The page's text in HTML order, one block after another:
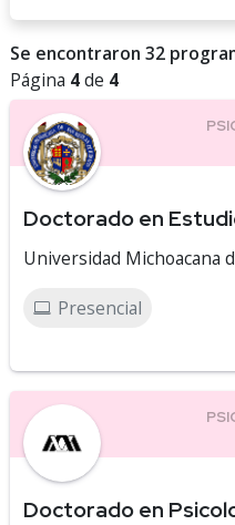
Se encontraron 32
Página 4de 4
Doctorado en
Universidad Michoacana
Presencial
Doctorado en